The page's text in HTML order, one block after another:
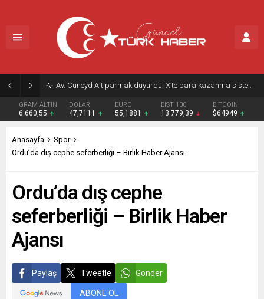
Av. Cüneyd Altıparmak duyurdu: X’te para kazanma sistemi değişiyor
GRAM ALTIN
6.660,55
DOLAR
47,7111
EURO
55,1881
BIST 100
13.779,39
BITCOIN
$64949
Anasayfa
Spor
Ordu’da dış cephe seferberliği – Birlik Haber Ajansı
Ordu’da dış cephe
seferberliği – Birlik Haber
Ajansı
Paylaş Tweetle Gönder
ABONE OL